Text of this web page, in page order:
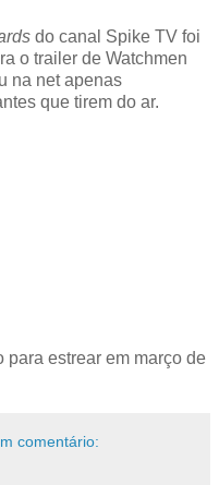
do canal Spike TV foi
o trailer de Watchmen
na net apenas
que tirem do ar.
para estrear em março de
comentário: